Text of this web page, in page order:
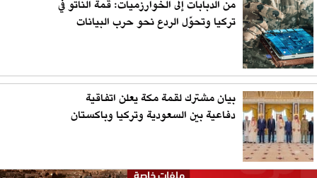
من الدبابات إلى الخوارزميات: قمة الناتو في
تركيا وتحوّل الردع نحو حرب البيانات
بيان مشترك لقمة مكة يعلن اتفاقية
دفاعية بين السعودية وتركيا وباكستان